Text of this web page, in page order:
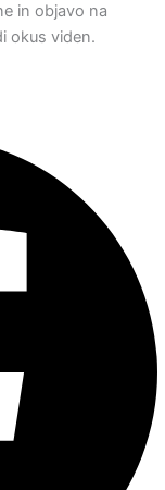
in objavo na
okus viden.